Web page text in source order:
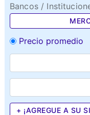
Bancos /
Precio promedio
+ ¡AGREGUE A SU